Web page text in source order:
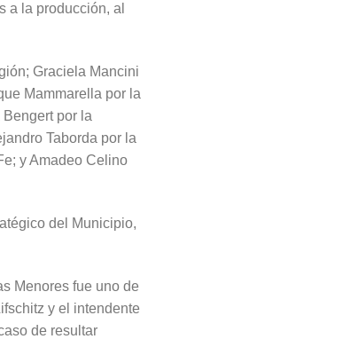
a la producción, al
Graciela Mancini
Mammarella por la
por la
Taborda por la
y Amadeo Celino
del Municipio,
Menores fue uno de
y el intendente
de resultar